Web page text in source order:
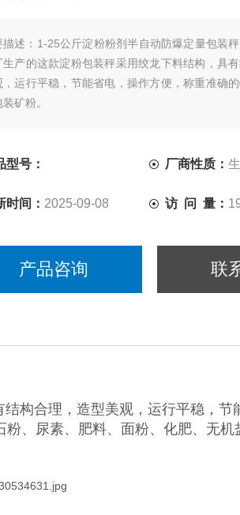
述： 1-25公斤淀粉粉剂半自动防爆定量包装
生产的这款淀粉包装秤采用绞龙下料结构，具
，运行平稳，节能省电，操作方便，称重准确
矿粉。
型号： 厂商性质：
时间： 2025-09-08 访 问 量：
产品咨询 联
构合理，造型美观，运行平稳，节
、尿素、肥料、面粉、化肥、无机